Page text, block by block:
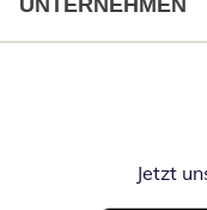
UNTERNEHMEN
Jetzt